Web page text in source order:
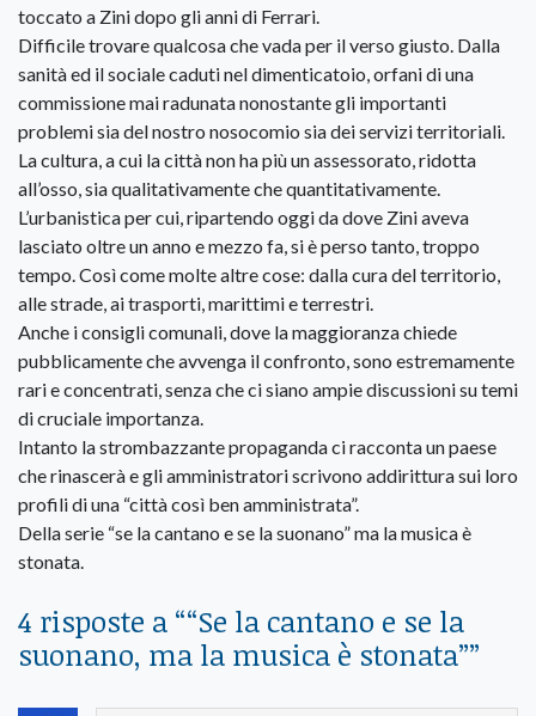
toccato a Zini dopo gli anni di Ferrari.
Difficile trovare qualcosa che vada per il verso giusto. Dalla
sanità ed il sociale caduti nel dimenticatoio, orfani di una
commissione mai radunata nonostante gli importanti
problemi sia del nostro nosocomio sia dei servizi territoriali.
La cultura, a cui la città non ha più un assessorato, ridotta
all’osso, sia qualitativamente che quantitativamente.
L’urbanistica per cui, ripartendo oggi da dove Zini aveva
lasciato oltre un anno e mezzo fa, si è perso tanto, troppo
tempo. Così come molte altre cose: dalla cura del territorio,
alle strade, ai trasporti, marittimi e terrestri.
Anche i consigli comunali, dove la maggioranza chiede
pubblicamente che avvenga il confronto, sono estremamente
rari e concentrati, senza che ci siano ampie discussioni su temi
di cruciale importanza.
Intanto la strombazzante propaganda ci racconta un paese
che rinascerà e gli amministratori scrivono addirittura sui loro
profili di una “città così ben amministrata”.
Della serie “se la cantano e se la suonano” ma la musica è
stonata.
4 risposte a ““Se la cantano e se la
suonano, ma la musica è stonata””